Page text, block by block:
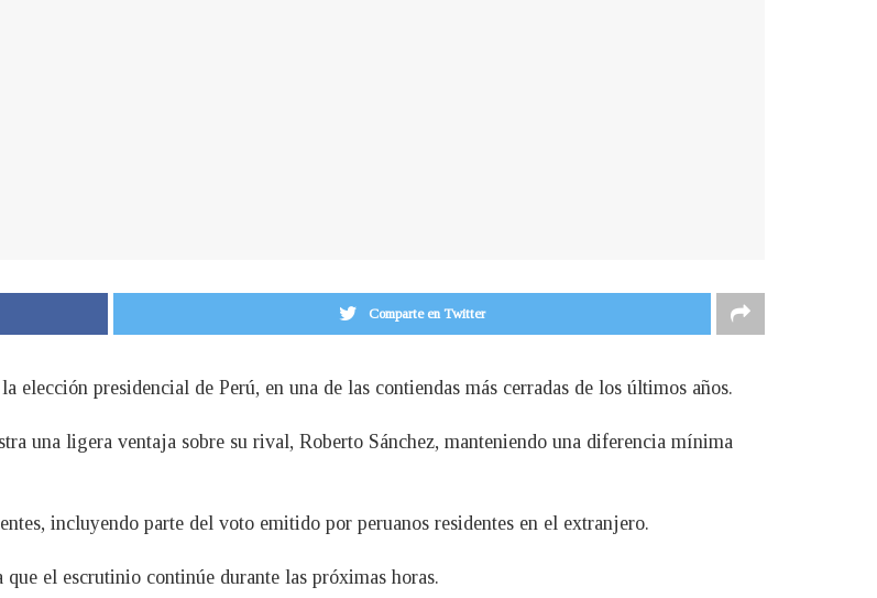
Comparte en Twitter
presidencial de Perú, en una de las contiendas más cerradas de los últimos años.
una ligera ventaja sobre su rival, Roberto Sánchez, manteniendo una diferencia mínima
incluyendo parte del voto emitido por peruanos residentes en el extranjero.
el escrutinio continúe durante las próximas horas.